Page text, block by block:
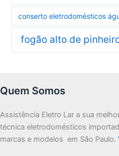
conserto eletrodomésticos
fogão alto de
Quem Somos
Assistência Eletro Lar a sua
técnica eletrodomésticos
marcas e modelos em São Paulo.